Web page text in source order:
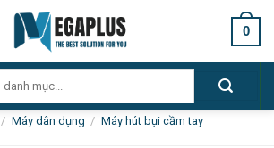
0
/ Máy dân dụng / Máy hút bụi cầm tay